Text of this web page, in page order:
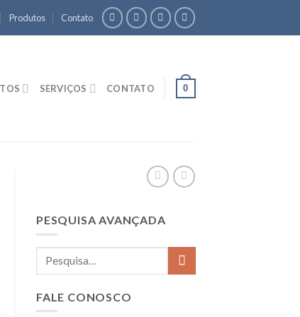
Produtos Contato
SERVIÇOS CONTATO 0
PESQUISA AVANÇADA
FALE CONOSCO